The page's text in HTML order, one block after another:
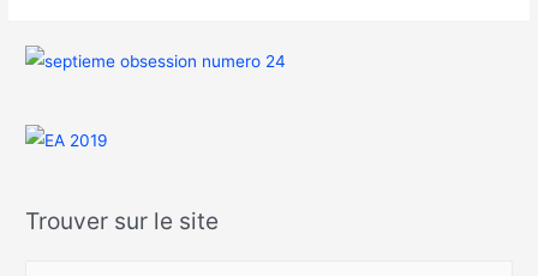
Trouver sur le site